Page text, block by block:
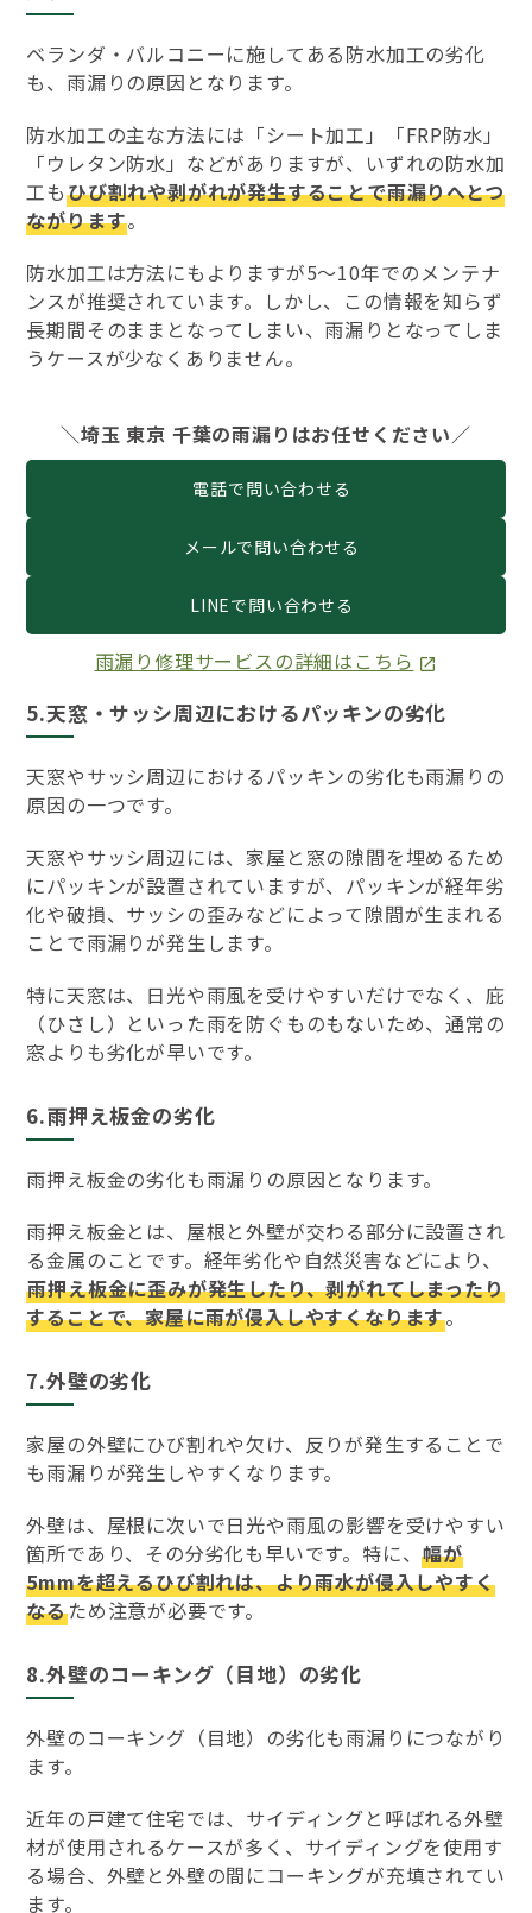
ベランダ・バルコニーに施してある防水加工の劣化
も、雨漏りの原因となります。
防水加工の主な方法には「シート加工」「FRP防水」
「ウレタン防水」などがありますが、いずれの防水加
工もひび割れや剥がれが発生することで雨漏りへとつ
ながります。
防水加工は方法にもよりますが5～10年でのメンテナ
ンスが推奨されています。しかし、この情報を知らず
長期間そのままとなってしまい、雨漏りとなってしま
うケースが少なくありません。
＼埼玉 東京 千葉の雨漏りはお任せください／
電話で問い合わせる
メールで問い合わせる
LINEで問い合わせる
雨漏り修理サービスの詳細はこちら
5.天窓・サッシ周辺におけるパッキンの劣化
天窓やサッシ周辺におけるパッキンの劣化も雨漏りの
原因の一つです。
天窓やサッシ周辺には、家屋と窓の隙間を埋めるため
にパッキンが設置されていますが、パッキンが経年劣
化や破損、サッシの歪みなどによって隙間が生まれる
ことで雨漏りが発生します。
特に天窓は、日光や雨風を受けやすいだけでなく、庇
（ひさし）といった雨を防ぐものもないため、通常の
窓よりも劣化が早いです。
6.雨押え板金の劣化
雨押え板金の劣化も雨漏りの原因となります。
雨押え板金とは、屋根と外壁が交わる部分に設置され
る金属のことです。経年劣化や自然災害などにより、
雨押え板金に歪みが発生したり、剥がれてしまったり
することで、家屋に雨が侵入しやすくなります。
7.外壁の劣化
家屋の外壁にひび割れや欠け、反りが発生することで
も雨漏りが発生しやすくなります。
外壁は、屋根に次いで日光や雨風の影響を受けやすい
箇所であり、その分劣化も早いです。特に、幅が
5mmを超えるひび割れは、より雨水が侵入しやすく
なるため注意が必要です。
8.外壁のコーキング（目地）の劣化
外壁のコーキング（目地）の劣化も雨漏りにつながり
ます。
近年の戸建て住宅では、サイディングと呼ばれる外壁
材が使用されるケースが多く、サイディングを使用す
る場合、外壁と外壁の間にコーキングが充填されてい
ます。